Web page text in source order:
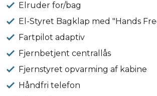
Elruder for/bag
El-Styret Bagklap med "Hands
Fartpilot adaptiv
Fjernbetjent centrallås
Fjernstyret opvarming af kabine
Håndfri telefon